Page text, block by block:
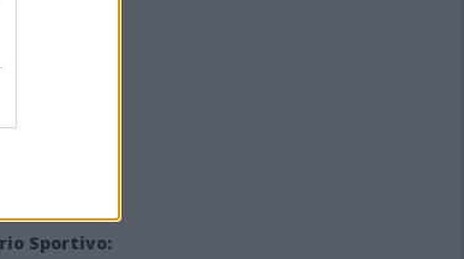
Sportivo: